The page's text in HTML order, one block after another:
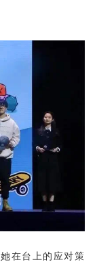
在台上的应对策